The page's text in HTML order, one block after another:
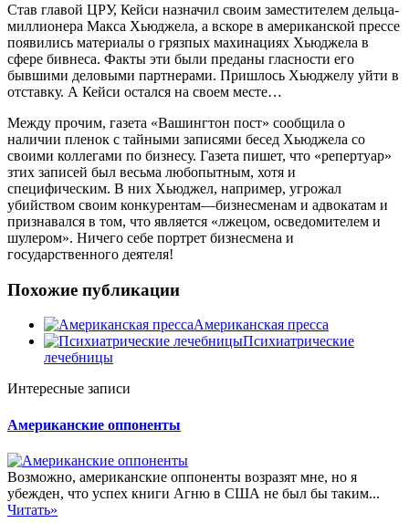
Став главой ЦРУ, Кейси назначил своим заместителем дельца-
миллионера Макса Хьюджела, а вскоре в американской прессе
появились материалы о грязпых махинациях Хьюджела в
сфере бивнеса. Факты эти были преданы гласности его
бывшими деловыми партнерами. Пришлось Хьюджелу уйти в
отставку. А Кейси остался на своем месте…
Между прочим, газета «Вашингтон пост» сообщила о
наличии пленок с тайными записями бесед Хьюджела со
своими коллегами по бизнесу. Газета пишет, что «репертуар»
зтих записей был весьма любопытным, хотя и
специфическим. В них Хьюджел, например, угрожал
убийством своим конкурентам—бизнесменам и адвокатам и
признавался в том, что является «лжецом, осведомителем и
шулером». Ничего себе портрет бизнесмена и
государственного деятеля!
Похожие публикации
Американская пресса
Психиатрические
лечебницы
Интересные записи
Американские оппоненты
Возможно, американские оппоненты возразят мне, но я
убежден, что успех книги Агню в США не был бы таким...
Читать»